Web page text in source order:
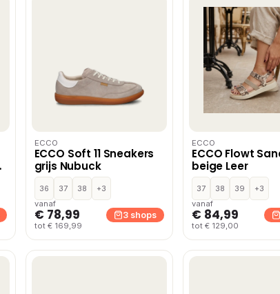
ECCO
ECCO Soft 11 Sneakers
grijs Nubuck
36 37 38
+3
vanaf
€ 78,99
tot € 169,99
3 shops
ECCO
ECCO Flowt
beige Leer
37 38 39
+3
vanaf
€ 84,99
tot € 129,00